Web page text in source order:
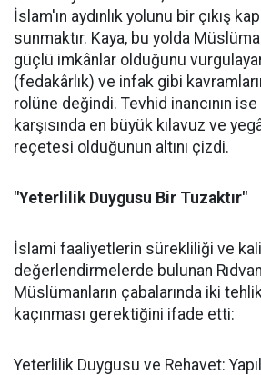
İslam'ın aydınlık yolunu bir çıkış
sunmaktır. Kaya, bu yolda
güçlü imkânlar olduğunu
(fedakârlık) ve infak gibi
rolüne değindi. Tevhid inancının
karşısında en büyük kılavuz ve
reçetesi olduğunun altını çizdi.
"Yeterlilik Duygusu Bir Tuzaktır"
İslami faaliyetlerin sürekliliği ve
değerlendirmelerde bulunan
Müslümanların çabalarında iki
kaçınması gerektiğini ifade etti:
Yeterlilik Duygusu ve Rehavet: